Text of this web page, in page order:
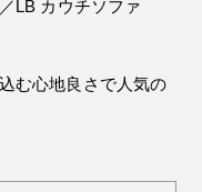
LB カウチソファ
む心地良さで人気の